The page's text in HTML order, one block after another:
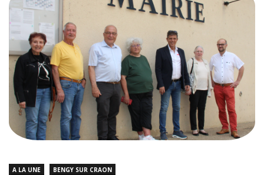
A LA UNE BENGY SUR CRAON